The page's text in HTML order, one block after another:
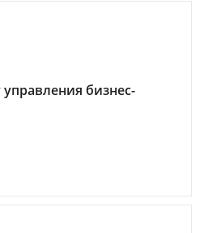
бизнес-